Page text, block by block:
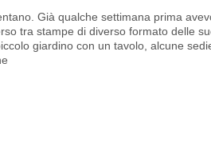
Già qualche settimana prima
tra stampe di diverso formato delle
giardino con un tavolo, alcune